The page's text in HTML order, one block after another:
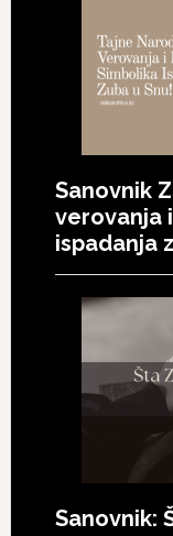
Sanovnik
verovanja
ispadanja
Sanovnik: